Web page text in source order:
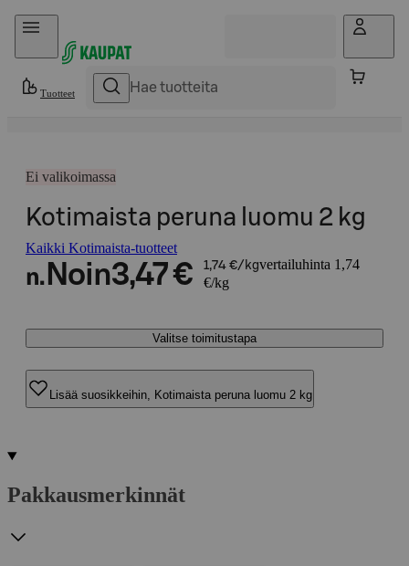
Hyppää sisältöön
Tuotteet
Ei valikoimassa
Kotimaista peruna luomu 2 kg
Kaikki Kotimaista-tuotteet
n. Noin3,47 € 1,74 €/kgvertailuhinta 1,74
€/kg
Valitse toimitustapa
Lisää suosikkeihin, Kotimaista peruna luomu 2 kg
Pakkausmerkinnät